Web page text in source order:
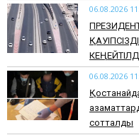
06.08.2026
06.08.2026
сотталды